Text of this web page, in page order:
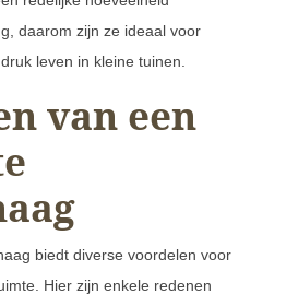
daarom zijn ze ideaal voor
leven in kleine tuinen.
van een
biedt diverse voordelen voor
Hier zijn enkele redenen